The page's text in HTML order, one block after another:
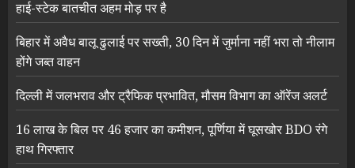
हाई-स्टेक बातचीत अहम मोड़ पर है
बिहार में अवैध बालू ढुलाई पर सख्ती, 30 दिन में जुर्माना नहीं भरा तो नीलाम
होंगे जब्त वाहन
दिल्ली में जलभराव और ट्रैफिक प्रभावित, मौसम विभाग का ऑरेंज अलर्ट
16 लाख के बिल पर 46 हजार का कमीशन, पूर्णिया में घूसखोर BDO रंगे
हाथ गिरफ्तार